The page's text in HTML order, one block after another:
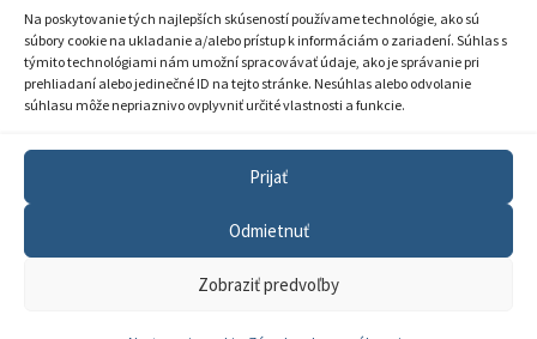
Na poskytovanie tých najlepších skúseností používame technológie, ako sú
súbory cookie na ukladanie a/alebo prístup k informáciám o zariadení. Súhlas s
týmito technológiami nám umožní spracovávať údaje, ako je správanie pri
prehliadaní alebo jedinečné ID na tejto stránke. Nesúhlas alebo odvolanie
súhlasu môže nepriaznivo ovplyvniť určité vlastnosti a funkcie.
Prijať
Odmietnuť
Zobraziť predvoľby
Zásady ochrany súkromia
Sprístupnenie informácií
GDPR